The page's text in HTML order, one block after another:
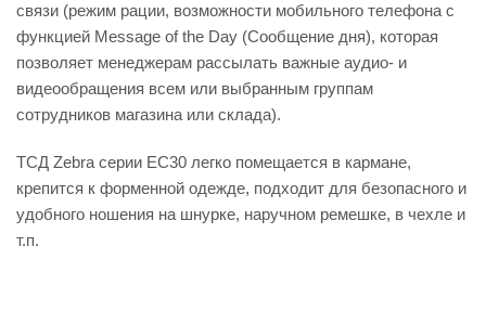
связи (режим рации, возможности мобильного телефона с
функцией Message of the Day (Сообщение дня), которая
позволяет менеджерам рассылать важные аудио- и
видеообращения всем или выбранным группам
сотрудников магазина или склада).
ТСД Zebra серии EC30 легко помещается в кармане,
крепится к форменной одежде, подходит для безопасного и
удобного ношения на шнурке, наручном ремешке, в чехле и
т.п.